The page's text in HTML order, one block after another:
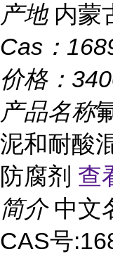
产地 内蒙
Cas：
价格：
产品名称
泥和耐酸
防腐剂 查
简介 中文
CAS号